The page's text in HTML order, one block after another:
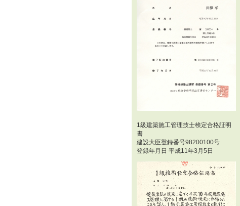
1級建築施工管理技士検定合格証明
書
建設大臣登録番号98200100号
登録年月日 平成11年3月5日